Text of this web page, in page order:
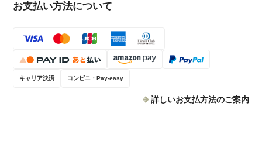
お支払い方法について
キャリア決済 コンビニ・Pay-easy
詳しいお支払方法のご案内